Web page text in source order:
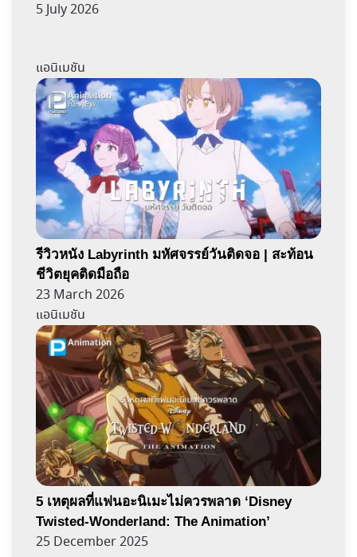
5 July 2026
แอนิเมชัน
รีวิวหนัง Labyrinth มหัศจรรย์วันติดจอ | สะท้อน
ชีวิตยุคติดมือถือ
23 March 2026
แอนิเมชัน
5 เหตุผลที่แฟนอะนิเมะไม่ควรพลาด ‘Disney
Twisted-Wonderland: The Animation’
25 December 2025